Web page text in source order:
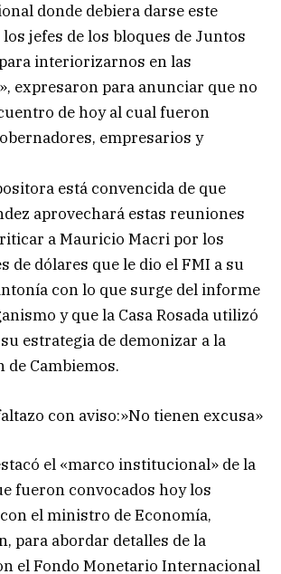
donde debiera darse este
jefes de los bloques de Juntos
interiorizarnos en las
expresaron para anunciar que no
de hoy al cual fueron
empresarios y
está convencida de que
aprovechará estas reuniones
a Mauricio Macri por los
de dólares que le dio el FMI a su
con lo que surge del informe
y que la Casa Rosada utilizó
estrategia de demonizar a la
Cambiemos.
con aviso:»No tienen excusa»
el «marco institucional» de la
fueron convocados hoy los
el ministro de Economía,
para abordar detalles de la
el Fondo Monetario Internacional